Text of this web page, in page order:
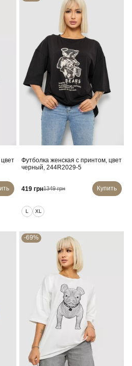
Футболка женская с принтом, цвет
черный, 244R2029-5
419 грн1349 грн Купить
L XL
-69%